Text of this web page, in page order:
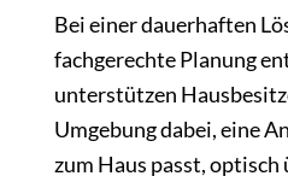
Bei einer dauerhaften
fachgerechte Planung
unterstützen
Umgebung dabei, eine
zum Haus passt, optisch